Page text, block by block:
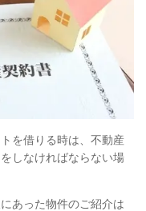
を借りる時は、不動産
しなければならない場
あった物件のご紹介は